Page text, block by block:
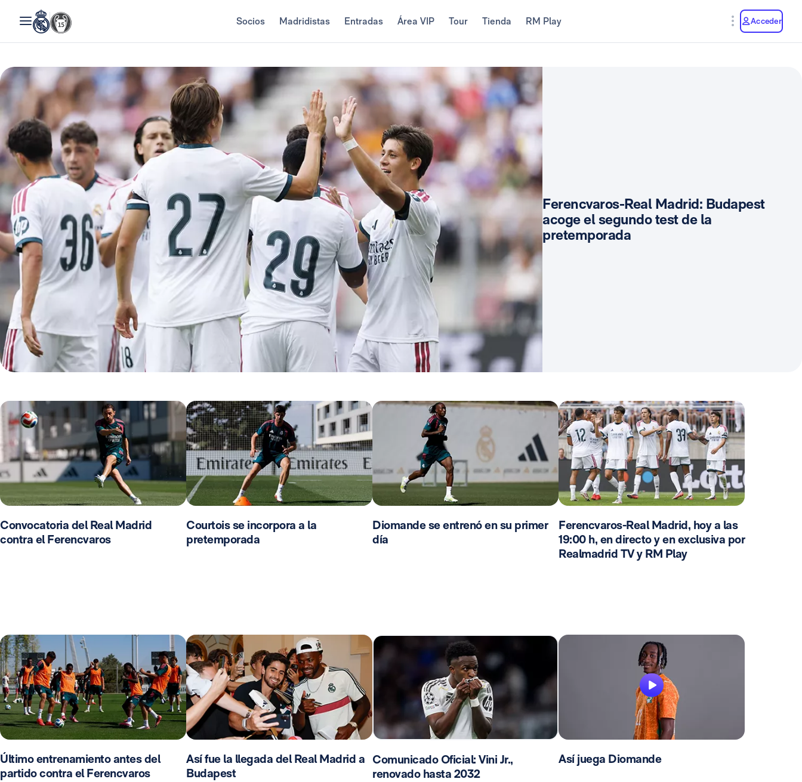
Socios Madridistas Entradas Área VIP Tour Tienda RM Play Acceder
Ferencvaros-Real Madrid: Budapest
acoge el segundo test de la
pretemporada
Convocatoria del Real Madrid
contra el Ferencvaros
Courtois se incorpora a la
pretemporada
Diomande se entrenó en su primer
día
Ferencvaros-Real Madrid, hoy a las
19:00 h, en directo y en exclusiva por
Realmadrid TV y RM Play
Último entrenamiento antes del
partido contra el Ferencvaros
Así fue la llegada del Real Madrid a
Budapest
Comunicado Oficial: Vini Jr.,
renovado hasta 2032
Así juega Diomande